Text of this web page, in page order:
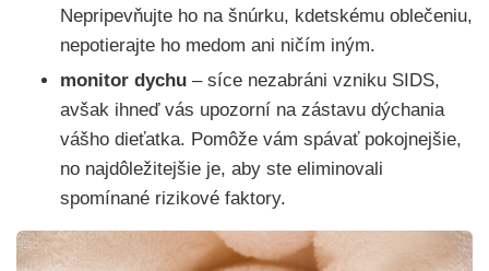
Nepripevňujte ho na šnúrku, kdetskému oblečeniu,
nepotierajte ho medom ani ničím iným.
monitor dychu – síce nezabráni vzniku SIDS,
avšak ihneď vás upozorní na zástavu dýchania
vášho dieťatka. Pomôže vám spávať pokojnejšie,
no najdôležitejšie je, aby ste eliminovali
spomínané rizikové faktory.